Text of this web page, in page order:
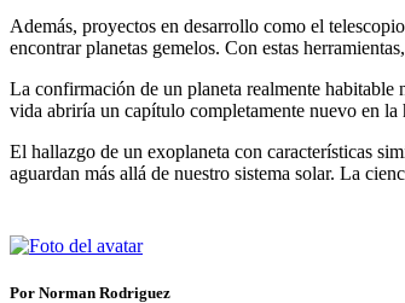
Además, proyectos en desarrollo como el
encontrar planetas gemelos. Con estas
La confirmación de un planeta realmente habitable
vida abriría un capítulo completamente nuevo en
El hallazgo de un exoplaneta con características
aguardan más allá de nuestro sistema solar. La
Por Norman Rodriguez